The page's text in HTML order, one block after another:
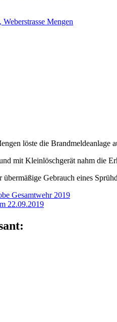
Mengen
löste die Brandmeldeanlage
mit Kleinlöschgerät nahm die
Gebrauch eines
Gesamtwehr 2019
22.09.2019